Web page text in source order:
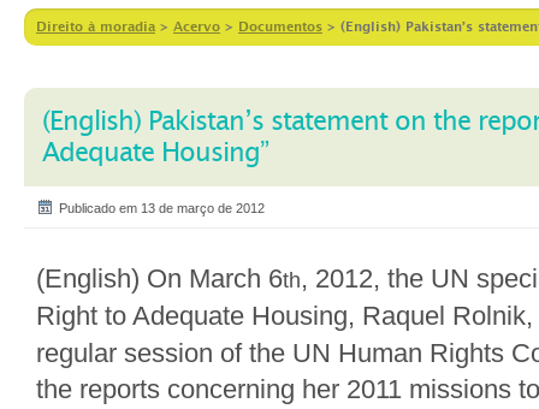
Direito à moradia > Acervo > Documentos > (English) Pakistan’s
(English) Pakistan’s statement on the
Adequate Housing”
Publicado em 13 de março de 2012
(English) On March 6th, 2012, the UN
Right to Adequate Housing, Raquel
regular session of the UN Human Rights
the reports concerning her 2011 missions